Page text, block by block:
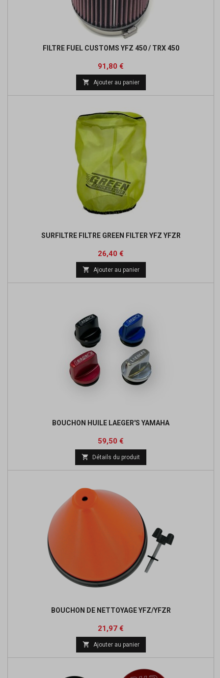
FILTRE FUEL CUSTOMS YFZ 450 / TRX 450
Prix
91,80 €
base
 Ajouter au panier
SURFILTRE FILTRE GREEN FILTER YFZ YFZR
Prix
26,40 €
base
 Ajouter au panier
BOUCHON HUILE LAEGER'S YAMAHA
Prix
59,50 €
base
 Détails du produit
BOUCHON DE NETTOYAGE YFZ/YFZR
Prix
21,97 €
 Ajouter au panier